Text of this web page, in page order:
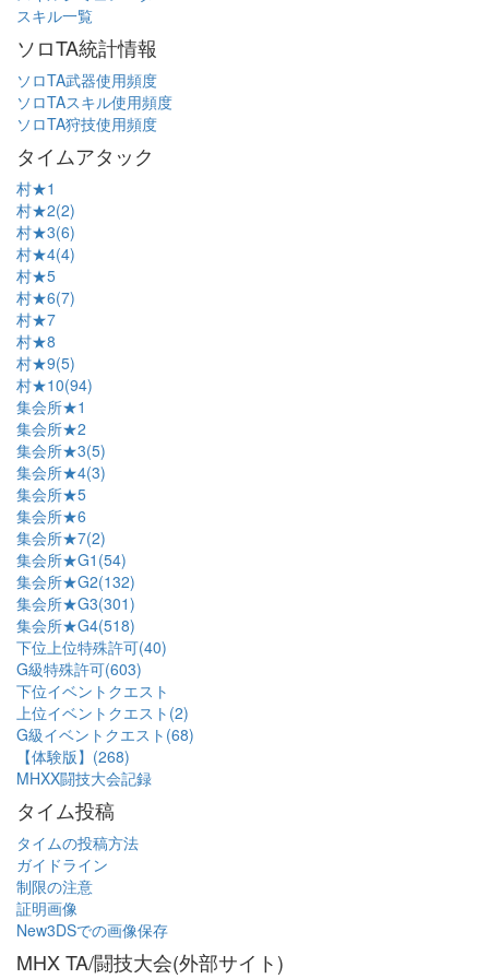
スキル一覧
ソロTA統計情報
ソロTA武器使用頻度
ソロTAスキル使用頻度
ソロTA狩技使用頻度
タイムアタック
村★1
村★2(2)
村★3(6)
村★4(4)
村★5
村★6(7)
村★7
村★8
村★9(5)
村★10(94)
集会所★1
集会所★2
集会所★3(5)
集会所★4(3)
集会所★5
集会所★6
集会所★7(2)
集会所★G1(54)
集会所★G2(132)
集会所★G3(301)
集会所★G4(518)
下位上位特殊許可(40)
G級特殊許可(603)
下位イベントクエスト
上位イベントクエスト(2)
G級イベントクエスト(68)
【体験版】(268)
MHXX闘技大会記録
タイム投稿
タイムの投稿方法
ガイドライン
制限の注意
証明画像
New3DSでの画像保存
MHX TA/闘技大会(外部サイト)